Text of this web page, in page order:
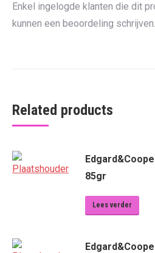
Enkel ingelogde klanten die dit
kunnen een beoordeling schrijven.
Related products
85gr
Lees verder